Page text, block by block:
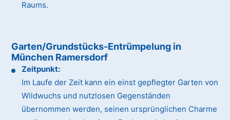
Raums.
Garten/Grundstücks-Entrümpelung in
München Ramersdorf
Zeitpunkt:
Im Laufe der Zeit kann ein einst gepflegter Garten von
Wildwuchs und nutzlosen Gegenständen
übernommen werden, seinen ursprünglichen Charme